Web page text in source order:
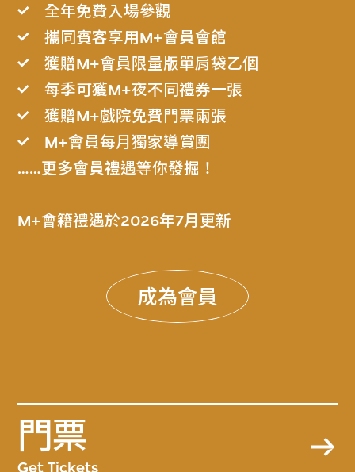
全年免費入場參觀
攜同賓客享用M+會員會館
獲贈M+會員限量版單肩袋乙個
每季可獲M+夜不同禮券一張
獲贈M+戲院免費門票兩張
M+會員每月獨家導賞團
……更多會員禮遇等你發掘！
M+會籍禮遇於2026年7月更新
成為會員
門票
Get Tickets